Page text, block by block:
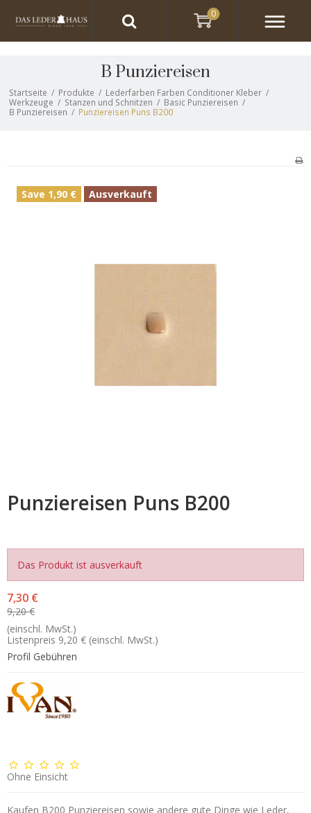
B Punziereisen
Startseite / Produkte / Lederfarben Farben Conditioner Kleber /
Werkzeuge / Stanzen und Schnitzen / Basic Punziereisen /
B Punziereisen / Punziereisen Puns B200
Save 1,90 € Ausverkauft
Punziereisen Puns B200
Das Produkt ist ausverkauft
7,30 €
9,20 €
(einschl. MwSt.)
Listenpreis 9,20 € (einschl. MwSt.)
Profil Gebühren
Ohne Einsicht
Kaufen B200 Punziereisen sowie andere gute Dinge wie Leder,
0